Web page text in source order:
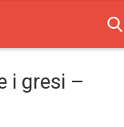
i gresi –